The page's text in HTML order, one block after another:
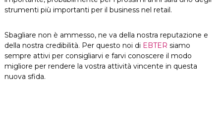
strumenti più importanti per il business nel retail.
Sbagliare non è ammesso, ne va della nostra reputazione e
della nostra credibilità. Per questo noi di EBTER siamo
sempre attivi per consigliarvi e farvi conoscere il modo
migliore per rendere la vostra attività vincente in questa
nuova sfida.